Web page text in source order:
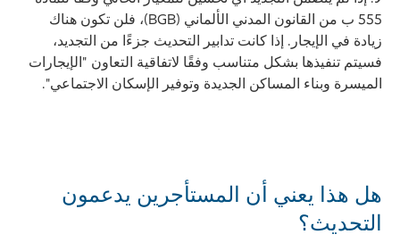
555 ب من القانون المدني الألماني (BGB)، فلن تكون هناك
زيادة في الإيجار. إذا كانت تدابير التحديث جزءًا من التجديد،
فسيتم تنفيذها بشكل متناسب وفقًا لاتفاقية التعاون "الإيجارات
الميسرة وبناء المساكن الجديدة وتوفير الإسكان الاجتماعي".
هل هذا يعني أن المستأجرين يدعمون
التحديث؟